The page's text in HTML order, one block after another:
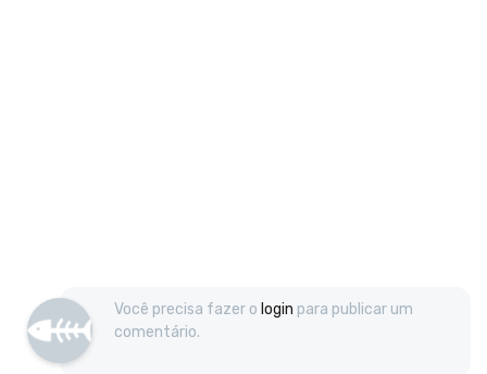
Você precisa fazer o login para publicar um
comentário.